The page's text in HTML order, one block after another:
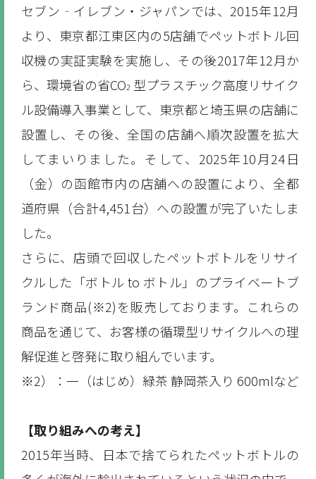
セブン‐イレブン・ジャパンでは、2015年12月
より、東京都江東区内の5店舗でペットボトル回
収機の実証実験を実施し、その後2017年12月か
ら、環境省の省CO2 型プラスチック高度リサイク
ル設備導入事業として、東京都と埼玉県の店舗に
設置し、その後、全国の店舗へ順次設置を拡大
してまいりました。そして、2025年10月24日
（金）の函館市内の店舗への設置により、全都
道府県（合計4,451台）への設置が完了いたしま
した。
さらに、店頭で回収したペットボトルをリサイ
クルした「ボトル to ボトル」のプライベートブ
ランド商品(※2)を販売しております。これらの
商品を通じて、お客様の循環型リサイクルへの理
解促進と啓発に取り組んでいます。
※2）：一（はじめ）緑茶 静岡茶入り 600mlなど
【取り組みへの考え】
2015年当時、日本で捨てられたペットボトルの